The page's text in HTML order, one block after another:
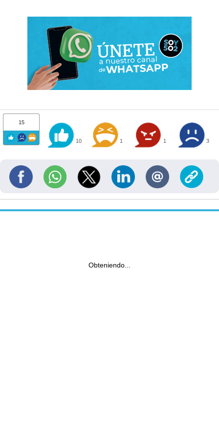
15
10 1 1 3
Obteniendo...